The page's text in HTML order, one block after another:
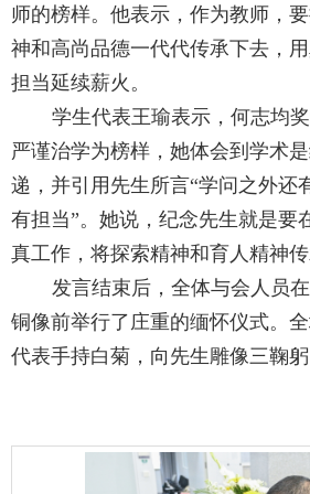
师的榜样。他表示，作为教师，
神和高尚品德一代代传承下去，
担当延续薪火。
学生代表王瑜表示，何志均
严谨治学为榜样，她体会到学术
递，并引用先生所言“学问之外还
有担当”。她说，纪念先生就是要
真工作，将探索精神和育人精神传
发言结束后，全体与会人员
铜像前举行了庄重的缅怀仪式。
代表手持白菊，向先生雕像三鞠躬